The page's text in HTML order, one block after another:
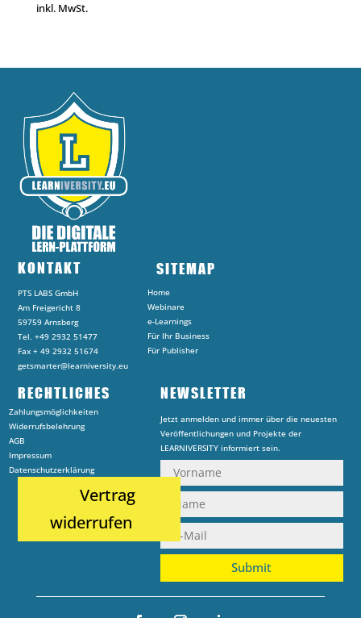
inkl. MwSt.
KONTAKT
PTS LABS GmbH
Am Freigericht 8
59759 Arnsberg
Tel. +49 2932 51477
Fax + 49 2932 51674
getsmarter@learniversity.eu
SITEMAP
Home
Webinare
e-Learnings
Für Ihr Business
Für Publisher
RECHTLICHES
Zahlungsmöglichkeiten
Widerrufsbelehrung
AGB
Impressum
Datenschutzerklärung
Vertrag
widerrufen
NEWSLETTER
Jetzt anmelden und immer über die neuesten
Veröffentlichungen und Projekte der
LEARNIVERSITY informiert sein.
Submit